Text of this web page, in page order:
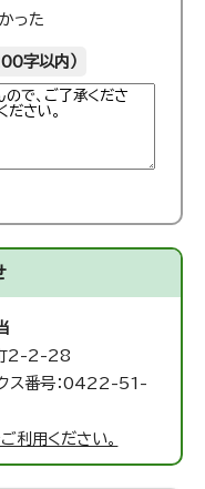
った
字以内）
2-2-28
番号：0422-51-
利用ください。